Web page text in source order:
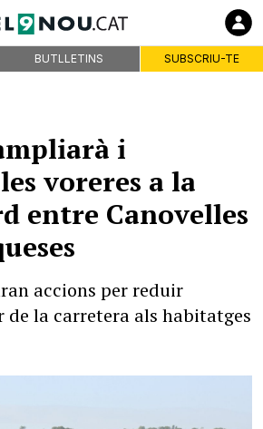
BUTLLETINS SUBSCRIU-TE
i
voreres a la
entre Canovelles
accions per reduir
de la carretera als habitatges